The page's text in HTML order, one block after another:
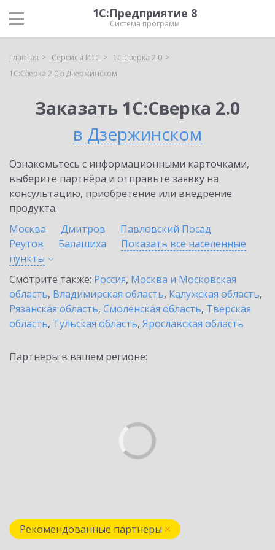
1С:Предприятие 8
Система программ
Главная Сервисы ИТС
1С:Сверка 2.0
1С:Сверка 2.0 в Дзержинском
Заказать 1С:Сверка 2.0
в Дзержинском
Ознакомьтесь с информационными карточками,
выберите партнёра и отправьте заявку на
консультацию, приобретение или внедрение
продукта.
Москва
Дмитров
Павловский Посад
Реутов
Балашиха
Показать все населенные
пункты
Смотрите также: Россия, Москва и Московская
область, Владимирская область, Калужская область,
Рязанская область, Смоленская область, Тверская
область, Тульская область, Ярославская область
Партнеры в вашем регионе:
Рекомендованные партнеры